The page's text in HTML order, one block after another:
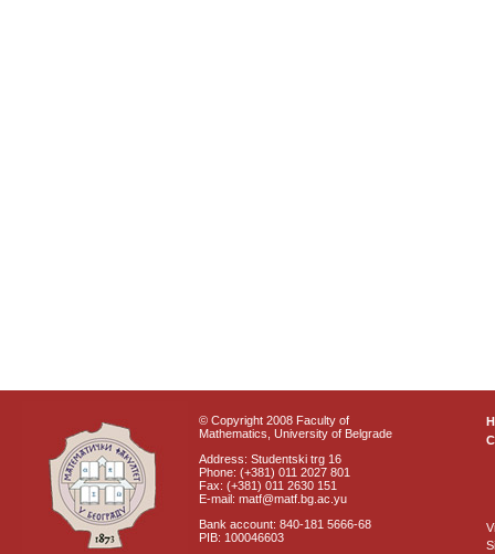
© Copyright 2008 Faculty of
Mathematics, University of Belgrade
Address: Studentski trg 16
Phone: (+381) 011 2027 801
Fax: (+381) 011 2630 151
E-mail: matf@matf.bg.ac.yu
Bank account: 840-181 5666-68
PIB: 100046603